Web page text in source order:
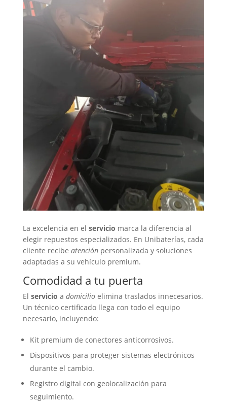
La excelencia en el servicio marca la diferencia al
elegir repuestos especializados. En Unibaterías, cada
cliente recibe atenciónpersonalizada y soluciones
adaptadas a su vehículo premium.
Comodidad a tu puerta
El servicio a domicilioelimina traslados innecesarios.
Un técnico certificado llega con todo el equipo
necesario, incluyendo:
Kit premium de conectores anticorrosivos.
Dispositivos para proteger sistemas electrónicos
durante el cambio.
Registro digital con geolocalización para
seguimiento.